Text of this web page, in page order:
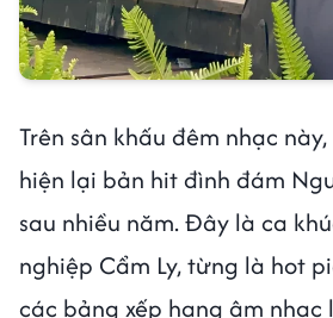
Trên sân khấu đêm nhạc
hiện lại bản hit đình đám
sau nhiều năm. Đây là ca
nghiệp Cẩm Ly, từng là hot
các bảng xếp hạng âm nhạc